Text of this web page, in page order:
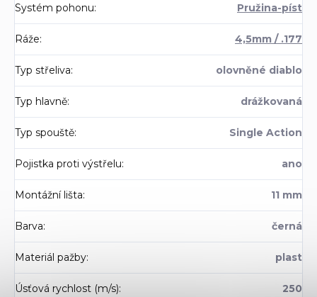
Systém pohonu: Pružina-píst
Ráže: 4,5mm / .177
Typ střeliva: olovněné diablo
Typ hlavně: drážkovaná
Typ spouště: Single Action
Pojistka proti výstřelu: ano
Montážní lišta: 11 mm
Barva: černá
Materiál pažby: plast
Úsťová rychlost (m/s): 250